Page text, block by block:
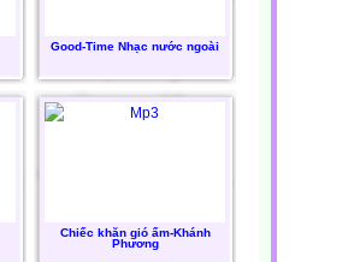
Good-Time Nhạc nước ngoài
Chiếc khăn gió ấm-Khánh
Phương